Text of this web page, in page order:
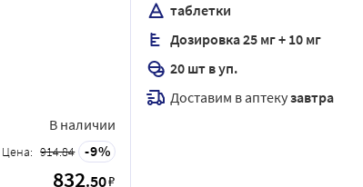
В наличии
Цена: 914.84 9
832.50₽
таблетки
Дозировка 25 мг + 10 мг
20 шт в уп.
Доставим в аптекузавтра